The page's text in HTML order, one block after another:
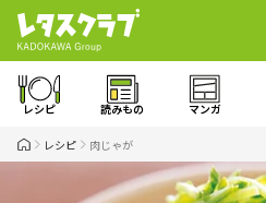
レシピ 読みもの マンガ
レシピ 肉じゃが